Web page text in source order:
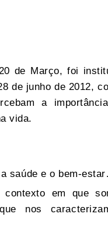
de Março, foi
de junho de 2012,
a
vida.
saúde e o bem-
em que
nos